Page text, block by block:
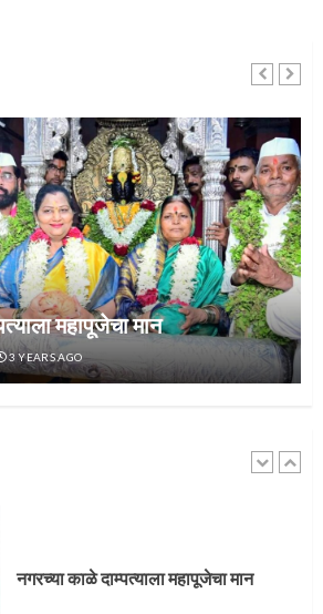
महापूजेचा मान
3 YEARS AGO
‘तुकाराम तुकाराम’ गजरी दुमदुमली देहूनगरी